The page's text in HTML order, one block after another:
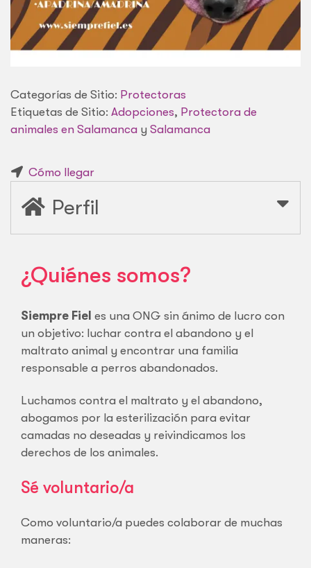
Categorías de Sitio: Protectoras
Etiquetas de Sitio: Adopciones, Protectora de
animales en Salamanca y Salamanca
Cómo llegar
Perfil
¿Quiénes somos?
Siempre Fiel es una ONG sin ánimo de lucro con
un objetivo: luchar contra el abandono y el
maltrato animal y encontrar una familia
responsable a perros abandonados.
Luchamos contra el maltrato y el abandono,
abogamos por la esterilización para evitar
camadas no deseadas y reivindicamos los
derechos de los animales.
Sé voluntario/a
Como voluntario/a puedes colaborar de muchas
maneras: